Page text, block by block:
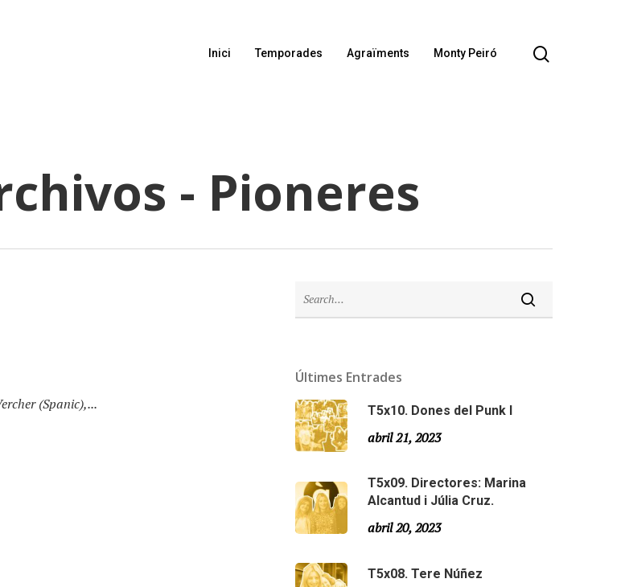
Inici Temporades Agraïments Monty Peiró
- Pioneres
(Spanic),...
Últimes Entrades
T5x10. Dones del Punk I
abril 21, 2023
T5x09. Directores: Marina
Alcantud i Júlia Cruz.
abril 20, 2023
T5x08. Tere Núñez
Email:slsmonty@gmail.com